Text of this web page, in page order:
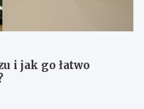
i jak go łatwo